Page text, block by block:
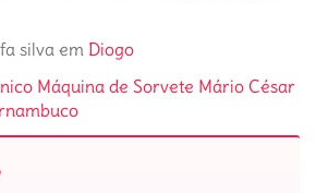
silvaem Diogo
Máquina de Sorvete Mário César